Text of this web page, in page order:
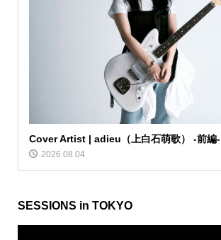
Cover Artist | adieu（上白石萌歌） -前編-
2026.08.04
SESSIONS in TOKYO